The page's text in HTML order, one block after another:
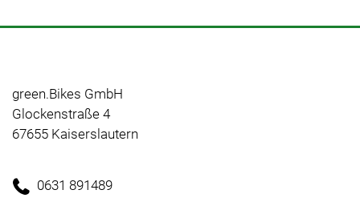
green.Bikes GmbH
Glockenstraße 4
67655 Kaiserslautern
0631 891489